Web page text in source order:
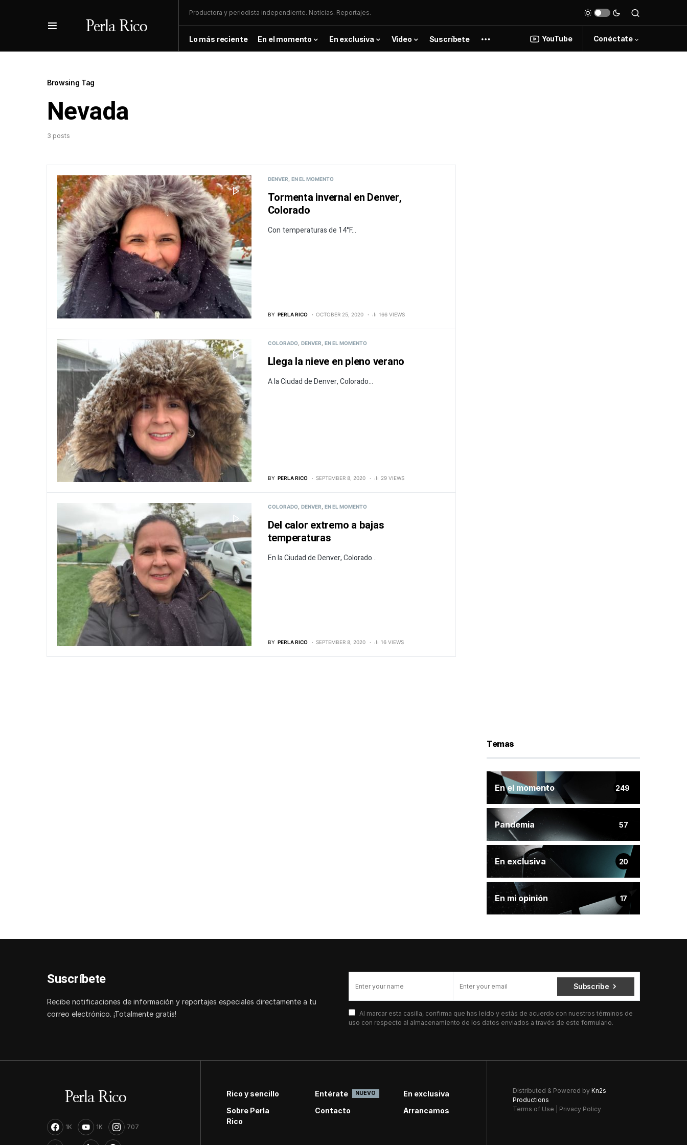
Productora y periodista independiente. Noticias. Reportajes.
Lo más reciente En el momento En exclusiva Video Suscríbete YouTube Conéctate
Browsing Tag
Nevada
3 posts
DENVER EN EL MOMENTO
Tormenta invernal en Denver,
Colorado
Con temperaturas de 14°F...
BY PERLA RICO OCTOBER 25, 2020 166 VIEWS
COLORADO DENVER EN EL MOMENTO
Llega la nieve en pleno verano
A la Ciudad de Denver, Colorado...
BY PERLA RICO SEPTEMBER 8, 2020 29 VIEWS
COLORADO DENVER EN EL MOMENTO
Del calor extremo a bajas
temperaturas
En la Ciudad de Denver, Colorado...
BY PERLA RICO SEPTEMBER 8, 2020 16 VIEWS
Temas
En el momento 249
Pandemia 57
En exclusiva 20
En mi opinión 17
Suscríbete
Recibe notificaciones de información y reportajes especiales directamente a tu
correo electrónico. ¡Totalmente gratis!
Subscribe
Al marcar esta casilla, confirma que has leído y estás de acuerdo con nuestros términos de
uso con respecto al almacenamiento de los datos enviados a través de este formulario.
1K 1K 707
Rico y sencillo Entérate NUEVO
En exclusiva
Sobre Perla
Rico
Contacto Arrancamos
Distributed & Powered by Kn2s
Productions
Terms of Use
Privacy Policy